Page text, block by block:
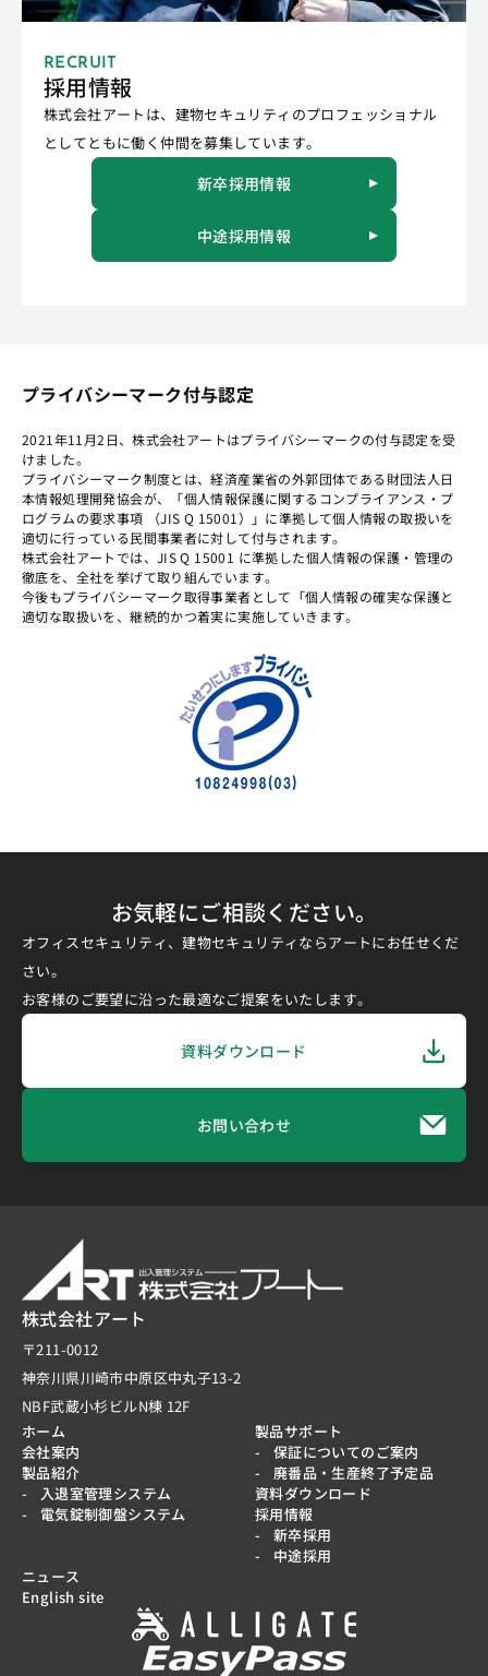
RECRUIT
採用情報
株式会社アートは、建物セキュリティのプロフェッショナル
としてともに働く仲間を募集しています。
新卒採用情報
中途採用情報
プライバシーマーク付与認定
2021年11月2日、株式会社アートはプライバシーマークの付与認定を受
けました。
プライバシーマーク制度とは、経済産業省の外郭団体である財団法人日
本情報処理開発協会が、「個人情報保護に関するコンプライアンス・プ
ログラムの要求事項 （JIS Q 15001）」に準拠して個人情報の取扱いを
適切に行っている民間事業者に対して付与されます。
株式会社アートでは、JIS Q 15001 に準拠した個人情報の保護・管理の
徹底を、全社を挙げて取り組んでいます。
今後もプライバシーマーク取得事業者として「個人情報の確実な保護と
適切な取扱いを、継続的かつ着実に実施していきます。
お気軽にご相談ください。
オフィスセキュリティ、建物セキュリティならアートにお任せくだ
さい。
お客様のご要望に沿った最適なご提案をいたします。
資料ダウンロード
お問い合わせ
株式会社アート
〒211-0012
神奈川県川崎市中原区中丸子13-2
NBF武蔵小杉ビルN棟 12F
ホーム
会社案内
製品紹介
入退室管理システム
電気錠制御盤システム
製品サポート
保証についてのご案内
廃番品・生産終了予定品
資料ダウンロード
採用情報
新卒採用
中途採用
ニュース
English site